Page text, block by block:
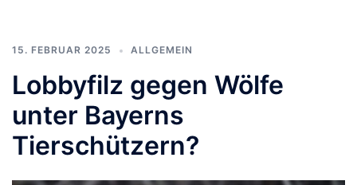
15. FEBRUAR 2025 ALLGEMEIN
Lobbyfilz gegen Wölfe
unter Bayerns
Tierschützern?